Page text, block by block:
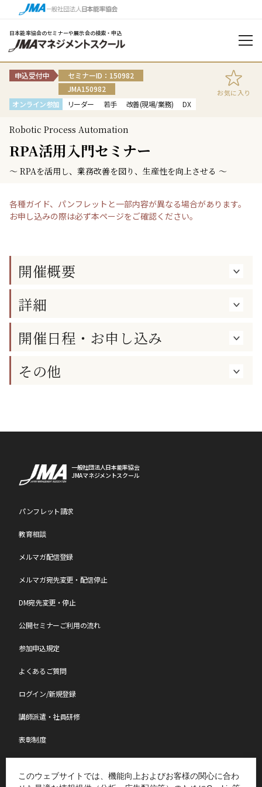
このウェブサイトでは、機能向上およびお客様の関心に合わ
日本能率協会のセミナーや展示会の検索・申込
申込受付中
セミナーID：150982
JMA150982
オンライン参加
リーダー 若手 改善(現場/業務) DX
お気に入り
Robotic Process Automation
RPA活用入門セミナー
～ RPAを活用し、業務改善を図り、生産性を向上させる ～
各種ガイド、パンフレットと一部内容が異なる場合があります。
お申し込みの際は必ず本ページをご確認ください。
開催概要
詳細
開催日程・お申し込み
その他
一般社団法人日本能率協会
JMAマネジメントスクール
パンフレット請求
教育相談
メルマガ配信登録
メルマガ宛先変更・配信停止
DM宛先変更・停止
公開セミナーご利用の流れ
参加申込規定
よくあるご質問
ログイン/新規登録
講師派遣・社員研修
表彰制度